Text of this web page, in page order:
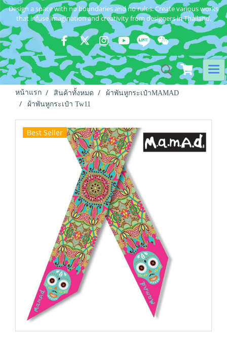
Design a space with no boundaries and no rules. Create various works
that infuse imagination and creativity from designers in Thailand.
หน้าแรก สินค้าทั้งหมด
ผ้าพันหูกระเป๋าMAMAD
ผ้าพันหูกระเป๋า Tw11
Best Seller